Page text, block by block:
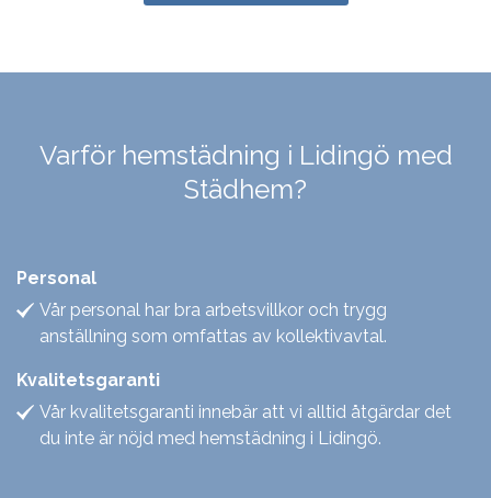
Varför hemstädning i Lidingö med
Städhem?
Personal
Vår personal har bra arbetsvillkor och trygg
anställning som omfattas av kollektivavtal.
Kvalitetsgaranti
Vår kvalitetsgaranti innebär att vi alltid åtgärdar det
du inte är nöjd med hemstädning i Lidingö.